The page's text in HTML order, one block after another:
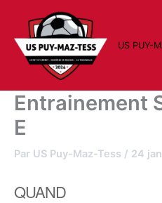
contenu
US PUY-
Entrainement
E
Par US Puy-Maz-Tess / 24
QUAND